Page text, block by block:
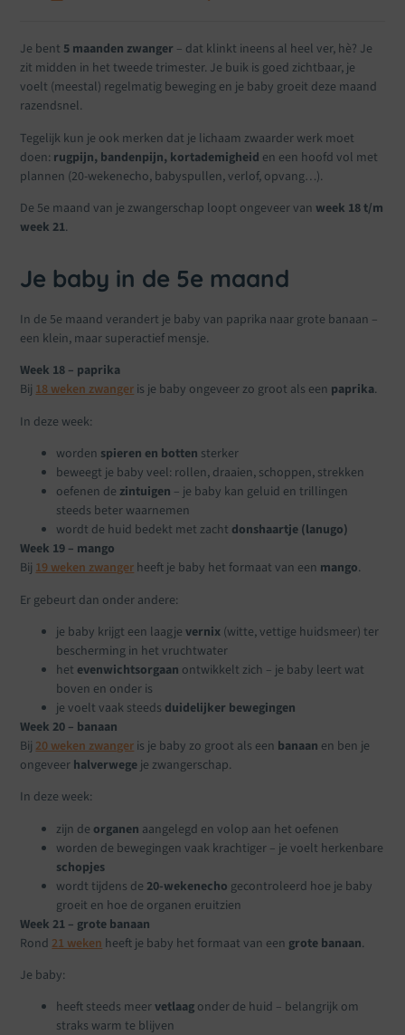
Je bent 5 maanden zwanger – dat klinkt ineens al heel ver, hè? Je
zit midden in het tweede trimester. Je buik is goed zichtbaar, je
voelt (meestal) regelmatig beweging en je baby groeit deze maand
razendsnel.
Tegelijk kun je ook merken dat je lichaam zwaarder werk moet
doen: rugpijn, bandenpijn, kortademigheid en een hoofd vol met
plannen (20-wekenecho, babyspullen, verlof, opvang…).
De 5e maand van je zwangerschap loopt ongeveer vanweek 18 t/m
week 21.
Je baby in de 5e maand
In de 5e maand verandert je baby van paprika naar grote banaan –
een klein, maar superactief mensje.
Week 18 – paprika
Bij18 weken zwanger is je baby ongeveer zo groot als een paprika.
In deze week:
worden spieren en botten sterker
beweegt je baby veel: rollen, draaien, schoppen, strekken
oefenen de zintuigen – je baby kan geluid en trillingen
steeds beter waarnemen
wordt de huid bedekt met zacht donshaartje (lanugo)
Week 19 – mango
Bij19 weken zwanger heeft je baby het formaat van een mango.
Er gebeurt dan onder andere:
je baby krijgt een laagjevernix (witte, vettige huidsmeer) ter
bescherming in het vruchtwater
het evenwichtsorgaan ontwikkelt zich – je baby leert wat
boven en onder is
je voelt vaak steeds duidelijker bewegingen
Week 20 – banaan
Bij 20 weken zwanger is je baby zo groot als een banaan en ben je
ongeveer halverwege je zwangerschap.
In deze week:
zijn de organen aangelegd en volop aan het oefenen
worden de bewegingen vaak krachtiger – je voelt herkenbare
schopjes
wordt tijdens de20-wekenecho gecontroleerd hoe je baby
groeit en hoe de organen eruitzien
Week 21 – grote banaan
Rond 21 weken heeft je baby het formaat van een grote banaan.
Je baby:
heeft steeds meervetlaag onder de huid – belangrijk om
straks warm te blijven